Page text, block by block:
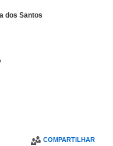
dos Santos
COMPARTILHAR